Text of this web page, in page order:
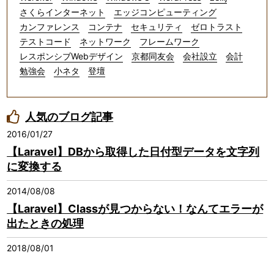
さくらインターネット
エッジコンピューティング
カンファレンス
コンテナ セキュリティ
ゼロトラスト
テストコード
ネットワーク
フレームワーク
レスポンシブWebデザイン
京都同友会 会社設立
会計
勉強会
小ネタ 登壇
人気のブログ記事
2016/01/27
【Laravel】DBから取得した日付型データを文字列
に変換する
2014/08/08
【Laravel】Classが見つからない！なんてエラーが
出たときの処理
2018/08/01